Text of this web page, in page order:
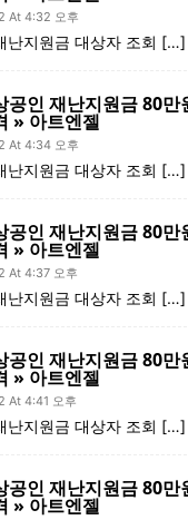
At 4:32 오후
지원금 대상자 조회 […]
공인 재난지원금 80만
» 아트엔젤
At 4:34 오후
지원금 대상자 조회 […]
공인 재난지원금 80만
» 아트엔젤
At 4:37 오후
지원금 대상자 조회 […]
공인 재난지원금 80만
» 아트엔젤
At 4:41 오후
지원금 대상자 조회 […]
공인 재난지원금 80만
» 아트엔젤